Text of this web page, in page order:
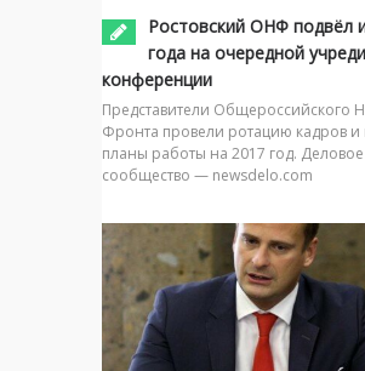
Ростовский ОНФ подвёл
года на очередной
конференции
Представители Общероссийского
Фронта провели ротацию кадров и
планы работы на 2017 год. Деловое
сообщество — newsdelo.com